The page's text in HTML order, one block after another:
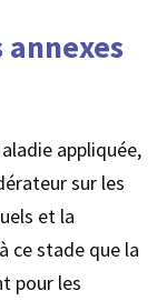
appliquée,
sur les
et la
ce stade que la
pour les